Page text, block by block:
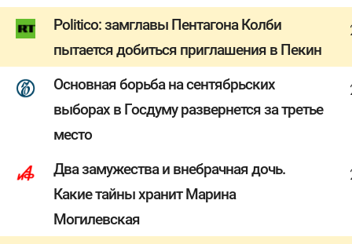
Politico: замглавы Пентагона Колби
пытается добиться приглашения в Пекин
Основная борьба на сентябрьских
выборах в Госдуму развернется за третье
место
Два замужества и внебрачная дочь.
Какие тайны хранит Марина
Могилевская